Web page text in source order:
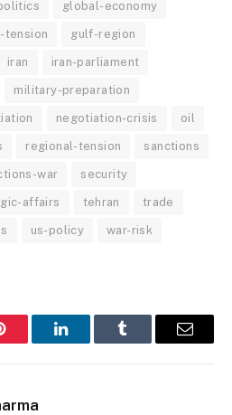
global-economy
tension gulf-region
iran iran-parliament
military-preparation
negotiation-crisis oil
regional-tension sanctions
war security
affairs tehran trade
us-policy war-risk
LinkedInTumblr Email